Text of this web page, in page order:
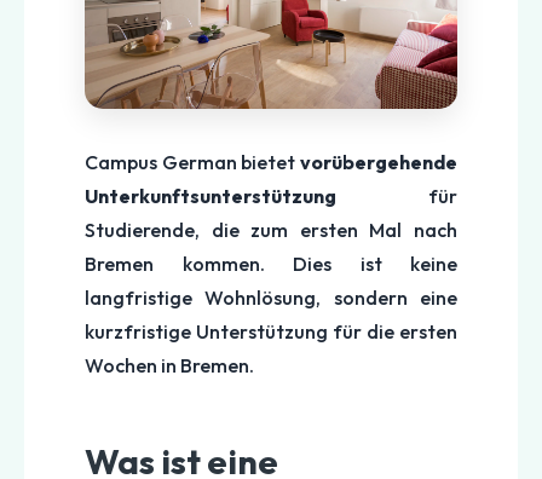
Campus German bietet vorübergehende
Unterkunftsunterstützung für
Studierende, die zum ersten Mal nach
Bremen kommen. Dies ist keine
langfristige Wohnlösung, sondern eine
kurzfristige Unterstützung für die ersten
Wochen in Bremen.
Was ist eine